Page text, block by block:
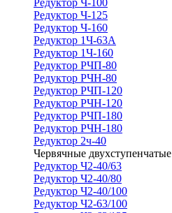
Редуктор Ч-100
Редуктор Ч-125
Редуктор Ч-160
Редуктор 1Ч-63А
Редуктор 1Ч-160
Редуктор РЧП-80
Редуктор РЧН-80
Редуктор РЧП-120
Редуктор РЧН-120
Редуктор РЧП-180
Редуктор РЧН-180
Редуктор 2ч-40
Червячные двухступенчатые
Редуктор Ч2-40/63
Редуктор Ч2-40/80
Редуктор Ч2-40/100
Редуктор Ч2-63/100